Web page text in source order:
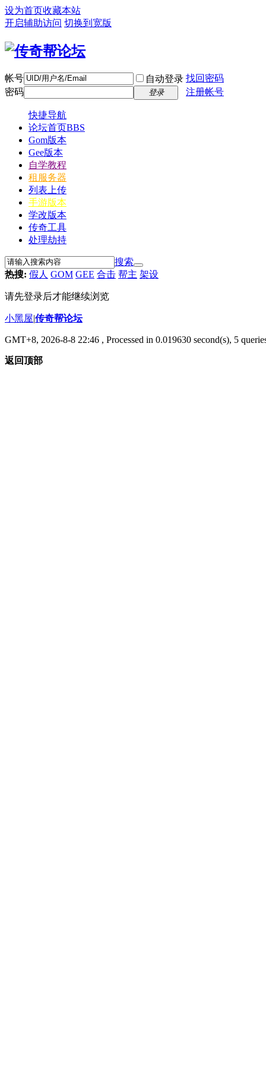
设为首页收藏本站
开启辅助访问 切换到宽版
帐号 自动登录 找回密码
密码
登录 注册帐号
快捷导航
论坛首页BBS
Gom版本
Gee版本
自学教程
租服务器
列表上传
手游版本
学改版本
传奇工具
处理劫持
搜索
热搜: 假人 GOM GEE 合击 帮主 架设
请先登录后才能继续浏览
小黑屋|传奇帮论坛
GMT+8, 2026-8-8 22:46 , Processed in 0.019630 second(s), 5
返回顶部